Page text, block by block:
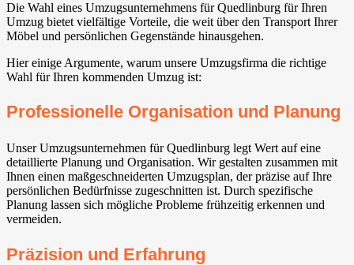
Die Wahl eines Umzugsunternehmens für Quedlinburg für Ihren
Umzug bietet vielfältige Vorteile, die weit über den Transport Ihrer
Möbel und persönlichen Gegenstände hinausgehen.
Hier einige Argumente, warum unsere Umzugsfirma die richtige
Wahl für Ihren kommenden Umzug ist:
Professionelle Organisation und Planung
Unser Umzugsunternehmen für Quedlinburg legt Wert auf eine
detaillierte Planung und Organisation. Wir gestalten zusammen mit
Ihnen einen maßgeschneiderten Umzugsplan, der präzise auf Ihre
persönlichen Bedürfnisse zugeschnitten ist. Durch spezifische
Planung lassen sich mögliche Probleme frühzeitig erkennen und
vermeiden.
Präzision und Erfahrung